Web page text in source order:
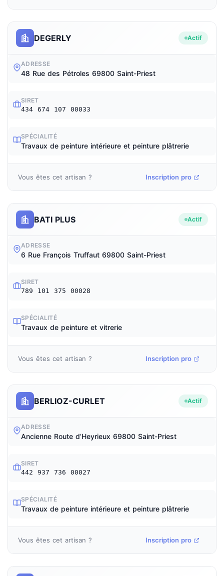
DEGERLY Actif
ADRESSE
48 Rue des Pétroles 69800 Saint-Priest
SIRET
434 674 107 00033
SPÉCIALITÉ
Travaux de peinture intérieure et peinture plâtrerie
Vous êtes cet artisan ? Inscription pro
BATI PLUS Actif
ADRESSE
6 Rue François Truffaut 69800 Saint-Priest
SIRET
789 101 375 00028
SPÉCIALITÉ
Travaux de peinture et vitrerie
Vous êtes cet artisan ? Inscription pro
BERLIOZ-CURLET Actif
ADRESSE
Ancienne Route d’Heyrieux 69800 Saint-Priest
SIRET
442 937 736 00027
SPÉCIALITÉ
Travaux de peinture intérieure et peinture plâtrerie
Vous êtes cet artisan ? Inscription pro